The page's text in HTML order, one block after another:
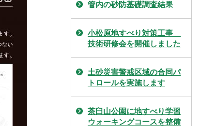
管内の砂防基礎調査結果
小松原地すべり対策工事
技術研修会を開催しました
土砂災害警戒区域の合同パ
トロールを実施します
茶臼山公園に地すべり学習
ウォーキングコースを整備